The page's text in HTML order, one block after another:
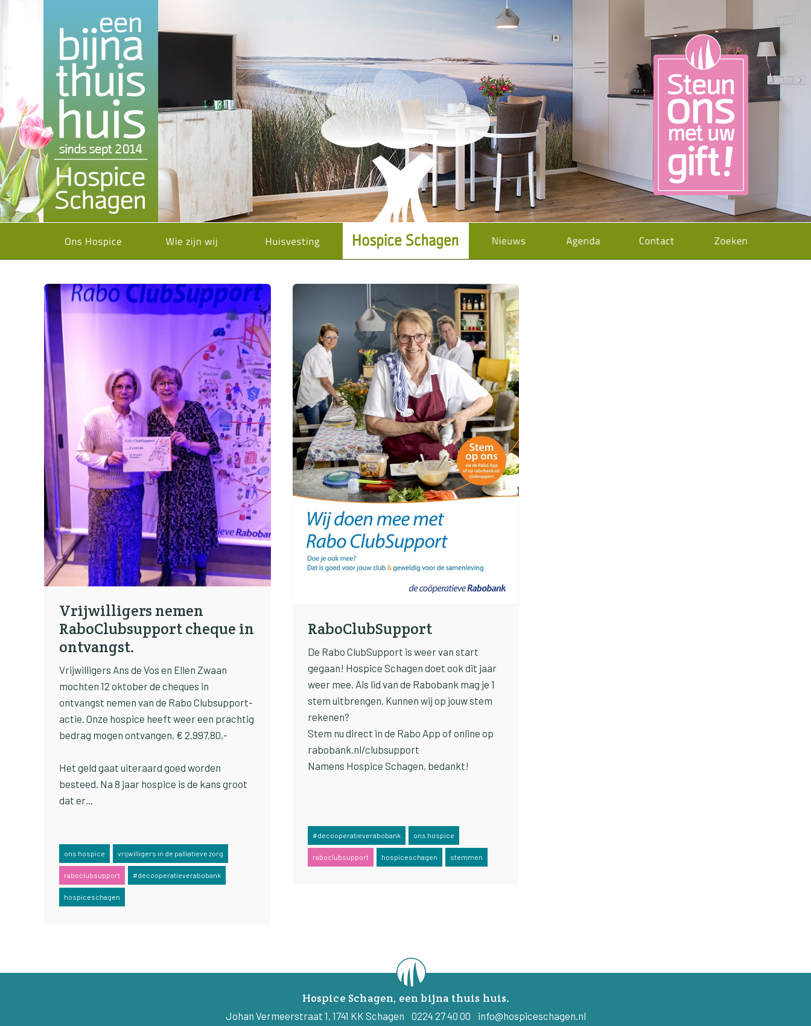
Vrijwilligers nemen
RaboClubsupport cheque in
ontvangst.
Vrijwilligers Ans de Vos en Ellen Zwaan
mochten 12 oktober de cheques in
ontvangst nemen van de Rabo Clubsupport-
actie. Onze hospice heeft weer een prachtig
bedrag mogen ontvangen, € 2.997,80,-
Het geld gaat uiteraard goed worden
besteed. Na 8 jaar hospice is de kans groot
dat er…
ons hospice vrijwilligers in de palliatieve zorg
raboclubsupport #decooperatieverabobank
hospiceschagen
RaboClubSupport
De Rabo ClubSupport is weer van start
gegaan! Hospice Schagen doet ook dit jaar
weer mee. Als lid van de Rabobank mag je 1
stem uitbrengen. Kunnen wij op jouw stem
rekenen?
Stem nu direct in de Rabo App of online op
rabobank.nl/clubsupport
Namens Hospice Schagen, bedankt!
#decooperatieverabobank ons hospice
raboclubsupport hospiceschagen stemmen
Hospice Schagen, een bijna thuis huis.
Johan Vermeerstraat 1, 1741 KK Schagen 0224 27 40 00 info@hospiceschagen.nl